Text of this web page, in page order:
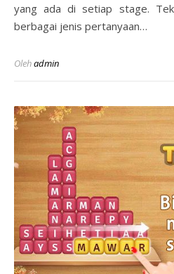
yang ada di setiap stage.
berbagai jenis pertanyaan…
Olehadmin